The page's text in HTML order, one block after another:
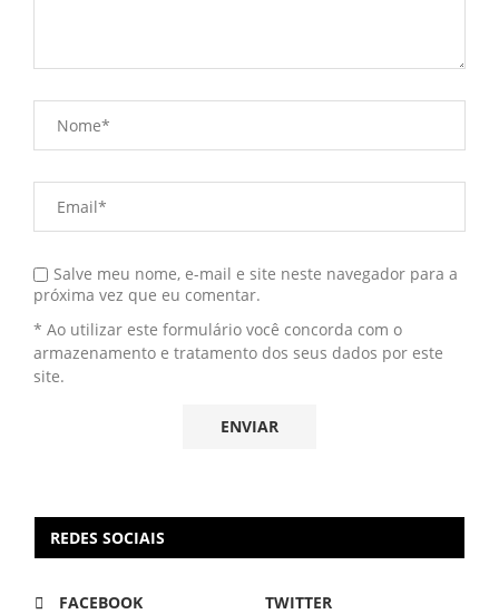
Salve meu nome, e-mail e site neste navegador para a
próxima vez que eu comentar.
* Ao utilizar este formulário você concorda com o
armazenamento e tratamento dos seus dados por este
site.
REDES SOCIAIS
FACEBOOK
TWITTER